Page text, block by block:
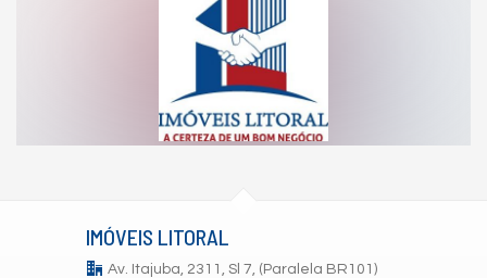
IMÓVEIS LITORAL
Av. Itajuba, 2311, Sl 7, (Paralela BR101)